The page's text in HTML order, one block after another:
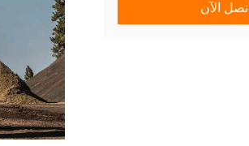
اتصل الآن